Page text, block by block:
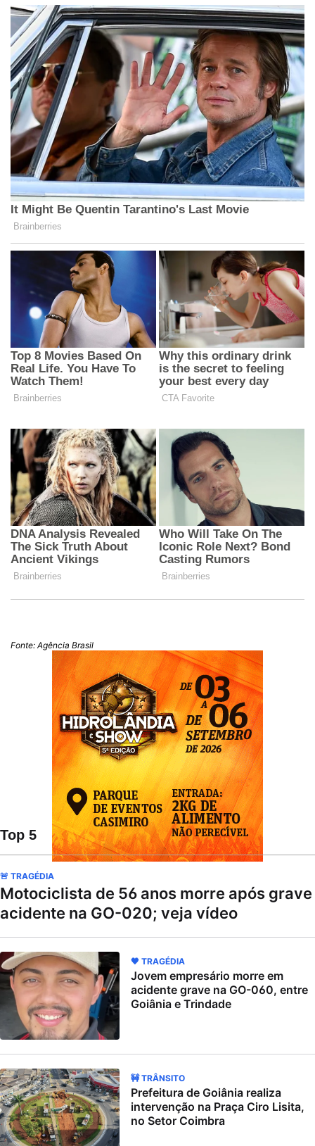
Fonte: Agência Brasil
Top 5
🚨 TRAGÉDIA
Motociclista de 56 anos morre após grave
acidente na GO-020; veja vídeo
🖤 TRAGÉDIA
Jovem empresário morre em
acidente grave na GO-060, entre
Goiânia e Trindade
🚧 TRÂNSITO
Prefeitura de Goiânia realiza
intervenção na Praça Ciro Lisita,
no Setor Coimbra